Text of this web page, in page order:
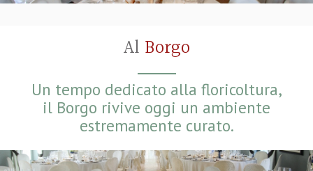
Al Borgo
Un tempo dedicato alla floricoltura,
il Borgo rivive oggi un ambiente
estremamente curato.